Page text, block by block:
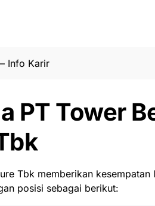
Info Karir
PT Tower
Tbk memberikan
posisi sebagai berikut: